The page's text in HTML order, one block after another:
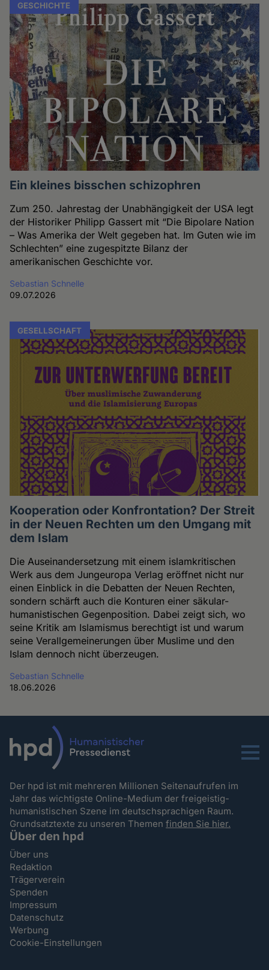
GESCHICHTE
Ein kleines bisschen schizophren
Zum 250. Jahrestag der Unabhängigkeit der USA legt
der Historiker Philipp Gassert mit “Die Bipolare Nation
– Was Amerika der Welt gegeben hat. Im Guten wie im
Schlechten” eine zugespitzte Bilanz der
amerikanischen Geschichte vor.
Sebastian Schnelle
09.07.2026
GESELLSCHAFT
Kooperation oder Konfrontation? Der Streit
in der Neuen Rechten um den Umgang mit
dem Islam
Die Auseinandersetzung mit einem islamkritischen
Werk aus dem Jungeuropa Verlag eröffnet nicht nur
einen Einblick in die Debatten der Neuen Rechten,
sondern schärft auch die Konturen einer säkular-
humanistischen Gegenposition. Dabei zeigt sich, wo
seine Kritik am Islamismus berechtigt ist und warum
seine Verallgemeinerungen über Muslime und den
Islam dennoch nicht überzeugen.
Sebastian Schnelle
18.06.2026
Menu
Der hpd ist mit mehreren Millionen Seitenaufrufen im
Jahr das wichtigste Online-Medium der freigeistig-
humanistischen Szene im deutschsprachigen Raum.
Grundsatztexte zu unseren Themenfinden Sie hier.
Über den hpd
Über uns
Redaktion
Trägerverein
Spenden
Impressum
Datenschutz
Werbung
Cookie-Einstellungen